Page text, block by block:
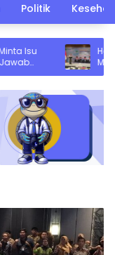
Politik
Hari
Minta